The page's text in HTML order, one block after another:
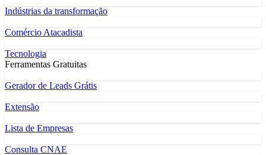
Indústrias da transformação
Comércio Atacadista
Tecnologia
Ferramentas Gratuitas
Gerador de Leads Grátis
Extensão
Lista de Empresas
Consulta CNAE